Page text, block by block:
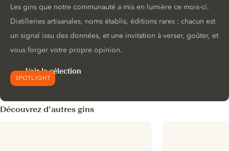
SPOTLIGHT
Les gins que notre communauté a mis en lumière ce mois-ci.
Distilleries artisanales, noms établis, éditions rares : chacun est
un signal issu des données, et une invitation à verser, goûter, et
vous forger votre propre opinion.
Voir la sélection
Découvrez d’autres gins